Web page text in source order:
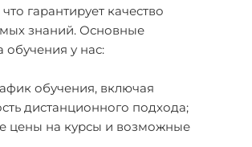
гарантирует качество
знаний. Основные
обучения у нас:
обучения, включая
дистанционного подхода;
цены на курсы и возможные